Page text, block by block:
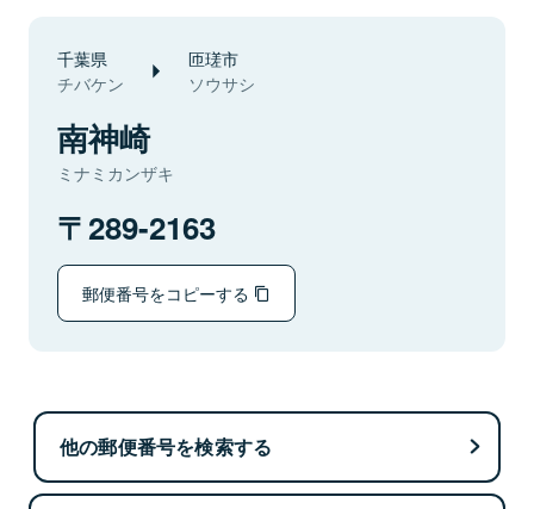
千葉県
チバケン
匝瑳市
ソウサシ
南神崎
ミナミカンザキ
289-2163
郵便番号をコピーする
他の郵便番号を検索する